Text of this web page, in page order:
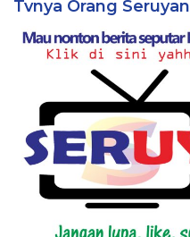
Tvnya Orang Seruyan